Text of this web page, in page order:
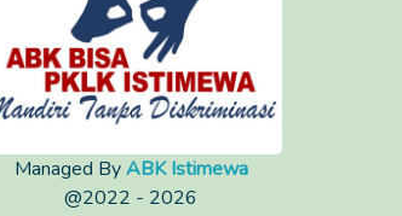
Managed ByABK Istimewa
@2022 - 2026